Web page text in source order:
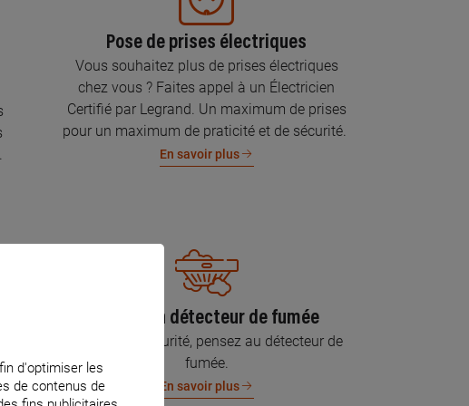
Pose de prises électriques
Vous souhaitez plus de prises électriques
chez vous ? Faites appel à un Électricien
Certifié par Legrand. Un maximum de prises
pour un maximum de praticité et de sécurité.
En savoir plus
Pose d’un détecteur de fumée
Pour votre sécurité, pensez au détecteur de
fumée.
En savoir plus
d'optimiser les
de contenus de